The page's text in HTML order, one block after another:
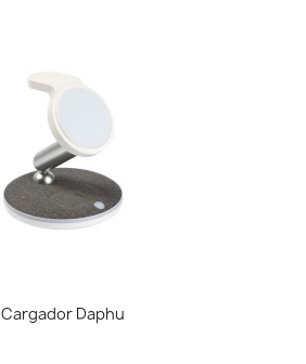
Cargador Daphu